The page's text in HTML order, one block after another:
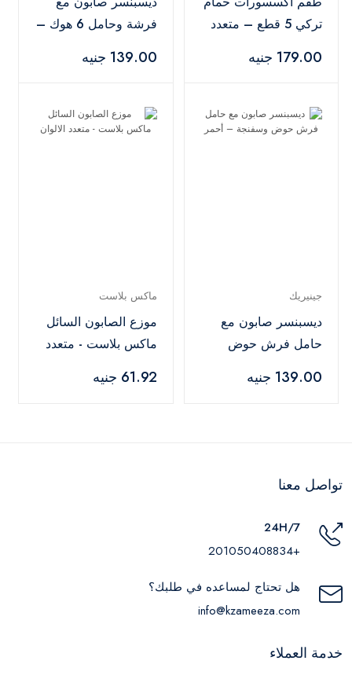
تركي 5 قطع – متعدد
179.00 جنيه
فرشة وحامل 6 هوك –
139.00 جنيه
جينيريك
ديسبنسر صابون مع
حامل فرش حوض
139.00 جنيه
ماكس بلاست
موزع الصابون السائل
ماكس بلاست - متعدد
61.92 جنيه
تواصل معنا
24H/7
+201050408834
هل تحتاج لمساعده في طلبك؟
info@kzameeza.com
خدمة العملاء